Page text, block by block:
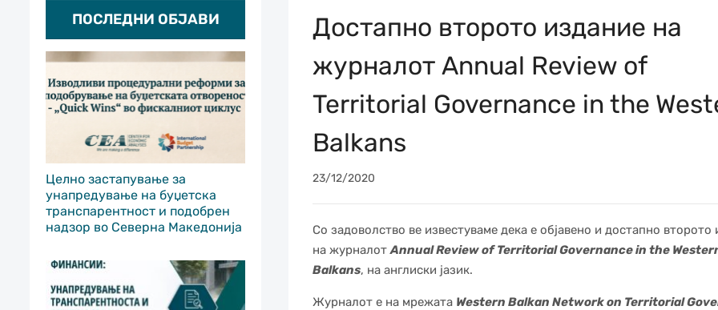
ПОСЛЕДНИ ОБЈАВИ
Целно застапување за
унапредување на буџетска
транспарентност и подобрен
надзор во Северна Македонија
Достапно второто издание на
журналот Annual Review of
Territorial Governance in the
Balkans
23/12/2020
Со задоволство ве известуваме дека е објавено и достапно второто
на журналотAnnual Review of Territorial Governance in the
Balkans, на англиски јазик.
Журналот е на мрежата Western Balkan Network on Territorial